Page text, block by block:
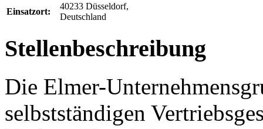
Einsatzort:
40233 Düsseldorf,
Deutschland
Stellenbeschreibung
Die Elmer-
selbstständigen